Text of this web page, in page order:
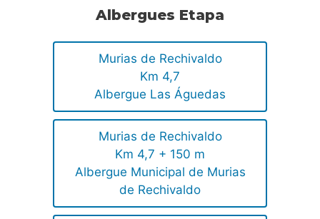
Albergues Etapa
Murias de Rechivaldo
Km 4,7
Albergue Las Águedas
Murias de Rechivaldo
Km 4,7 + 150 m
Albergue Municipal de Murias
de Rechivaldo